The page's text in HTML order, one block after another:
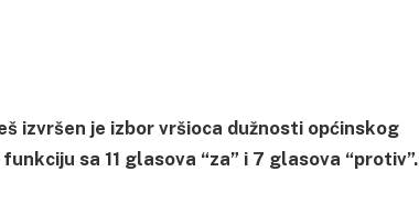
izvršen je izbor vršioca dužnosti općinskog
sa 11 glasova “za” i 7 glasova “protiv”.